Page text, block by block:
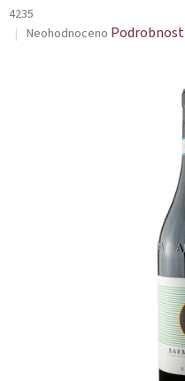
4235
Průměrné hodnocení
Neohodnoceno